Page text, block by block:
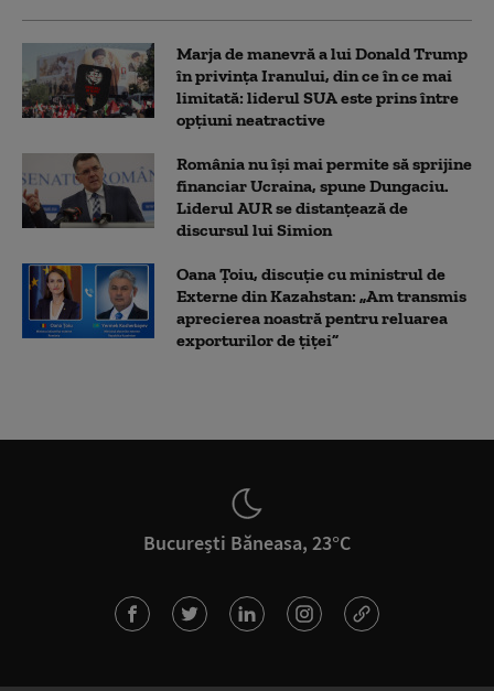
Marja de manevră a lui Donald Trump
în privința Iranului, din ce în ce mai
limitată: liderul SUA este prins între
opțiuni neatractive
România nu își mai permite să sprijine
financiar Ucraina, spune Dungaciu.
Liderul AUR se distanțează de
discursul lui Simion
Oana Țoiu, discuție cu ministrul de
Externe din Kazahstan: „Am transmis
aprecierea noastră pentru reluarea
exporturilor de țiței”
București Băneasa, 23°C